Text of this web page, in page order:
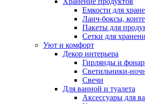
Емкости для
Ланч-боксы,
Пакеты для
Сетки для
Уют и комфорт
Декор интерьера
Гирлянды и
Светильники-
Свечи
Для ванной и туалета
Аксессуары для